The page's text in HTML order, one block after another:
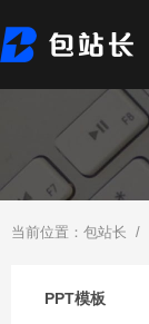
当前位置： 包站长 /
PPT模板